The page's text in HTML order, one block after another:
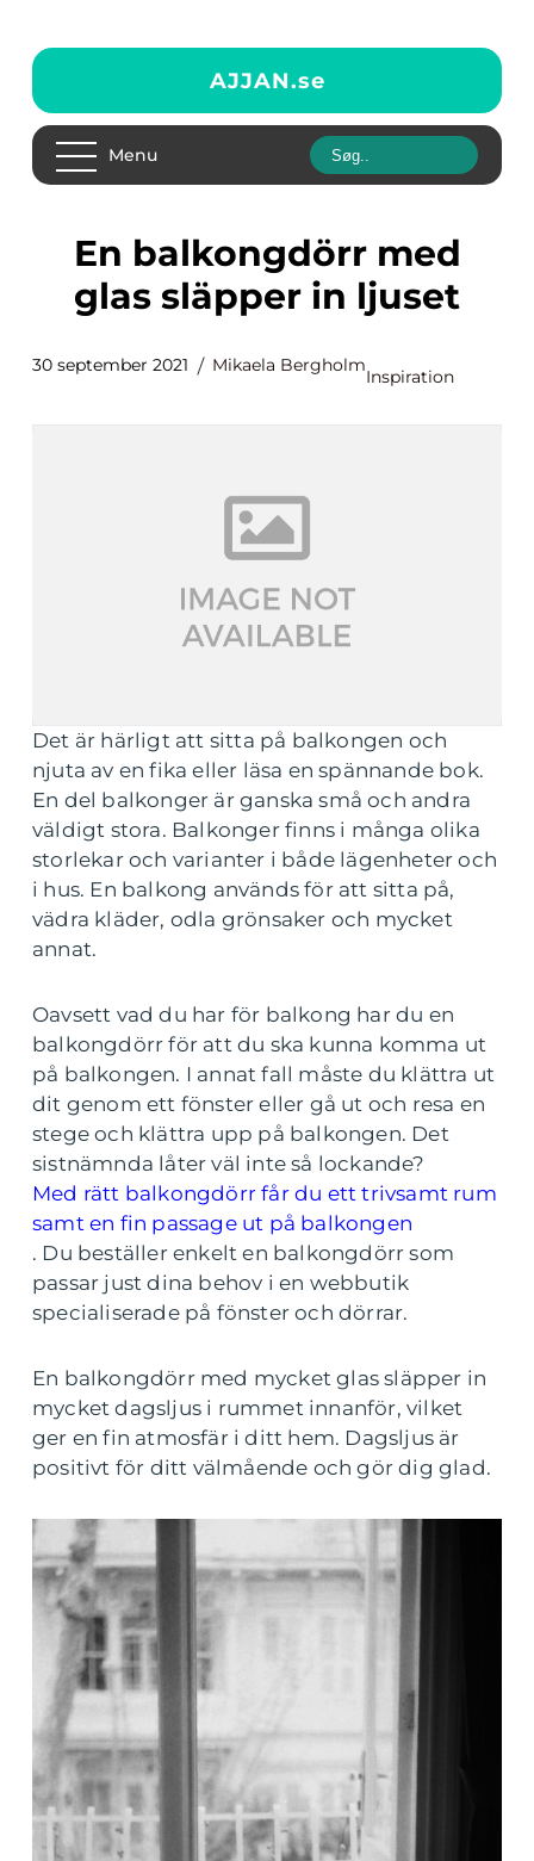
AJJAN.se
Menu
En balkongdörr med
glas släpper in ljuset
30 september 2021 Mikaela Bergholm
Inspiration
Det är härligt att sitta på balkongen och
njuta av en fika eller läsa en spännande bok.
En del balkonger är ganska små och andra
väldigt stora. Balkonger finns i många olika
storlekar och varianter i både lägenheter och
i hus. En balkong används för att sitta på,
vädra kläder, odla grönsaker och mycket
annat.
Oavsett vad du har för balkong har du en
balkongdörr för att du ska kunna komma ut
på balkongen. I annat fall måste du klättra ut
dit genom ett fönster eller gå ut och resa en
stege och klättra upp på balkongen. Det
sistnämnda låter väl inte så lockande?
Med rätt balkongdörr får du ett trivsamt rum
samt en fin passage ut på balkongen
. Du beställer enkelt en balkongdörr som
passar just dina behov i en webbutik
specialiserade på fönster och dörrar.
En balkongdörr med mycket glas släpper in
mycket dagsljus i rummet innanför, vilket
ger en fin atmosfär i ditt hem. Dagsljus är
positivt för ditt välmående och gör dig glad.